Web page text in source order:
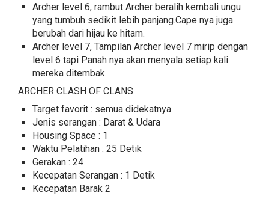
Archer level 6, rambut Archer beralih kembali ungu
yang tumbuh sedikit lebih panjang.Cape nya juga
berubah dari hijau ke hitam.
Archer level 7, Tampilan Archer level 7 mirip dengan
level 6 tapi Panah nya akan menyala setiap kali
mereka ditembak.
ARCHER CLASH OF CLANS
Target favorit : semua didekatnya
Jenis serangan : Darat & Udara
Housing Space : 1
Waktu Pelatihan : 25 Detik
Gerakan : 24
Kecepatan Serangan : 1 Detik
Kecepatan Barak 2